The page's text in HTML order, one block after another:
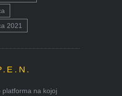
2021
platforma na kojoj